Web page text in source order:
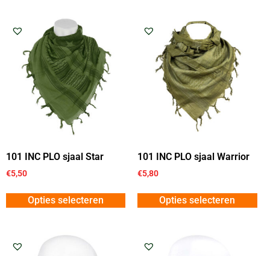
101 INC PLO sjaal Star
€5,50
Opties selecteren
101 INC PLO sjaal Warrior
€5,80
Opties selecteren